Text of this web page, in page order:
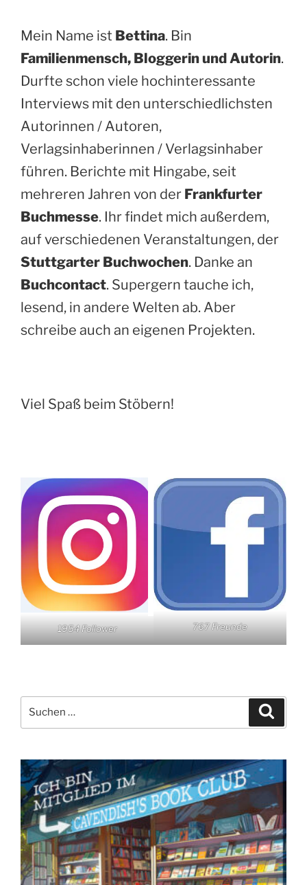
Mein Name ist Bettina. Bin
Familienmensch, Bloggerin und Autorin.
Durfte schon viele hochinteressante
Interviews mit den unterschiedlichsten
Autorinnen / Autoren,
Verlagsinhaberinnen / Verlagsinhaber
führen. Berichte mit Hingabe, seit
mehreren Jahren von der Frankfurter
Buchmesse. Ihr findet mich außerdem,
auf verschiedenen Veranstaltungen, der
Stuttgarter Buchwochen. Danke an
Buchcontact. Supergern tauche ich,
lesend, in andere Welten ab. Aber
schreibe auch an eigenen Projekten.
Viel Spaß beim Stöbern!
1954 Follower 767 Freunde
nach: